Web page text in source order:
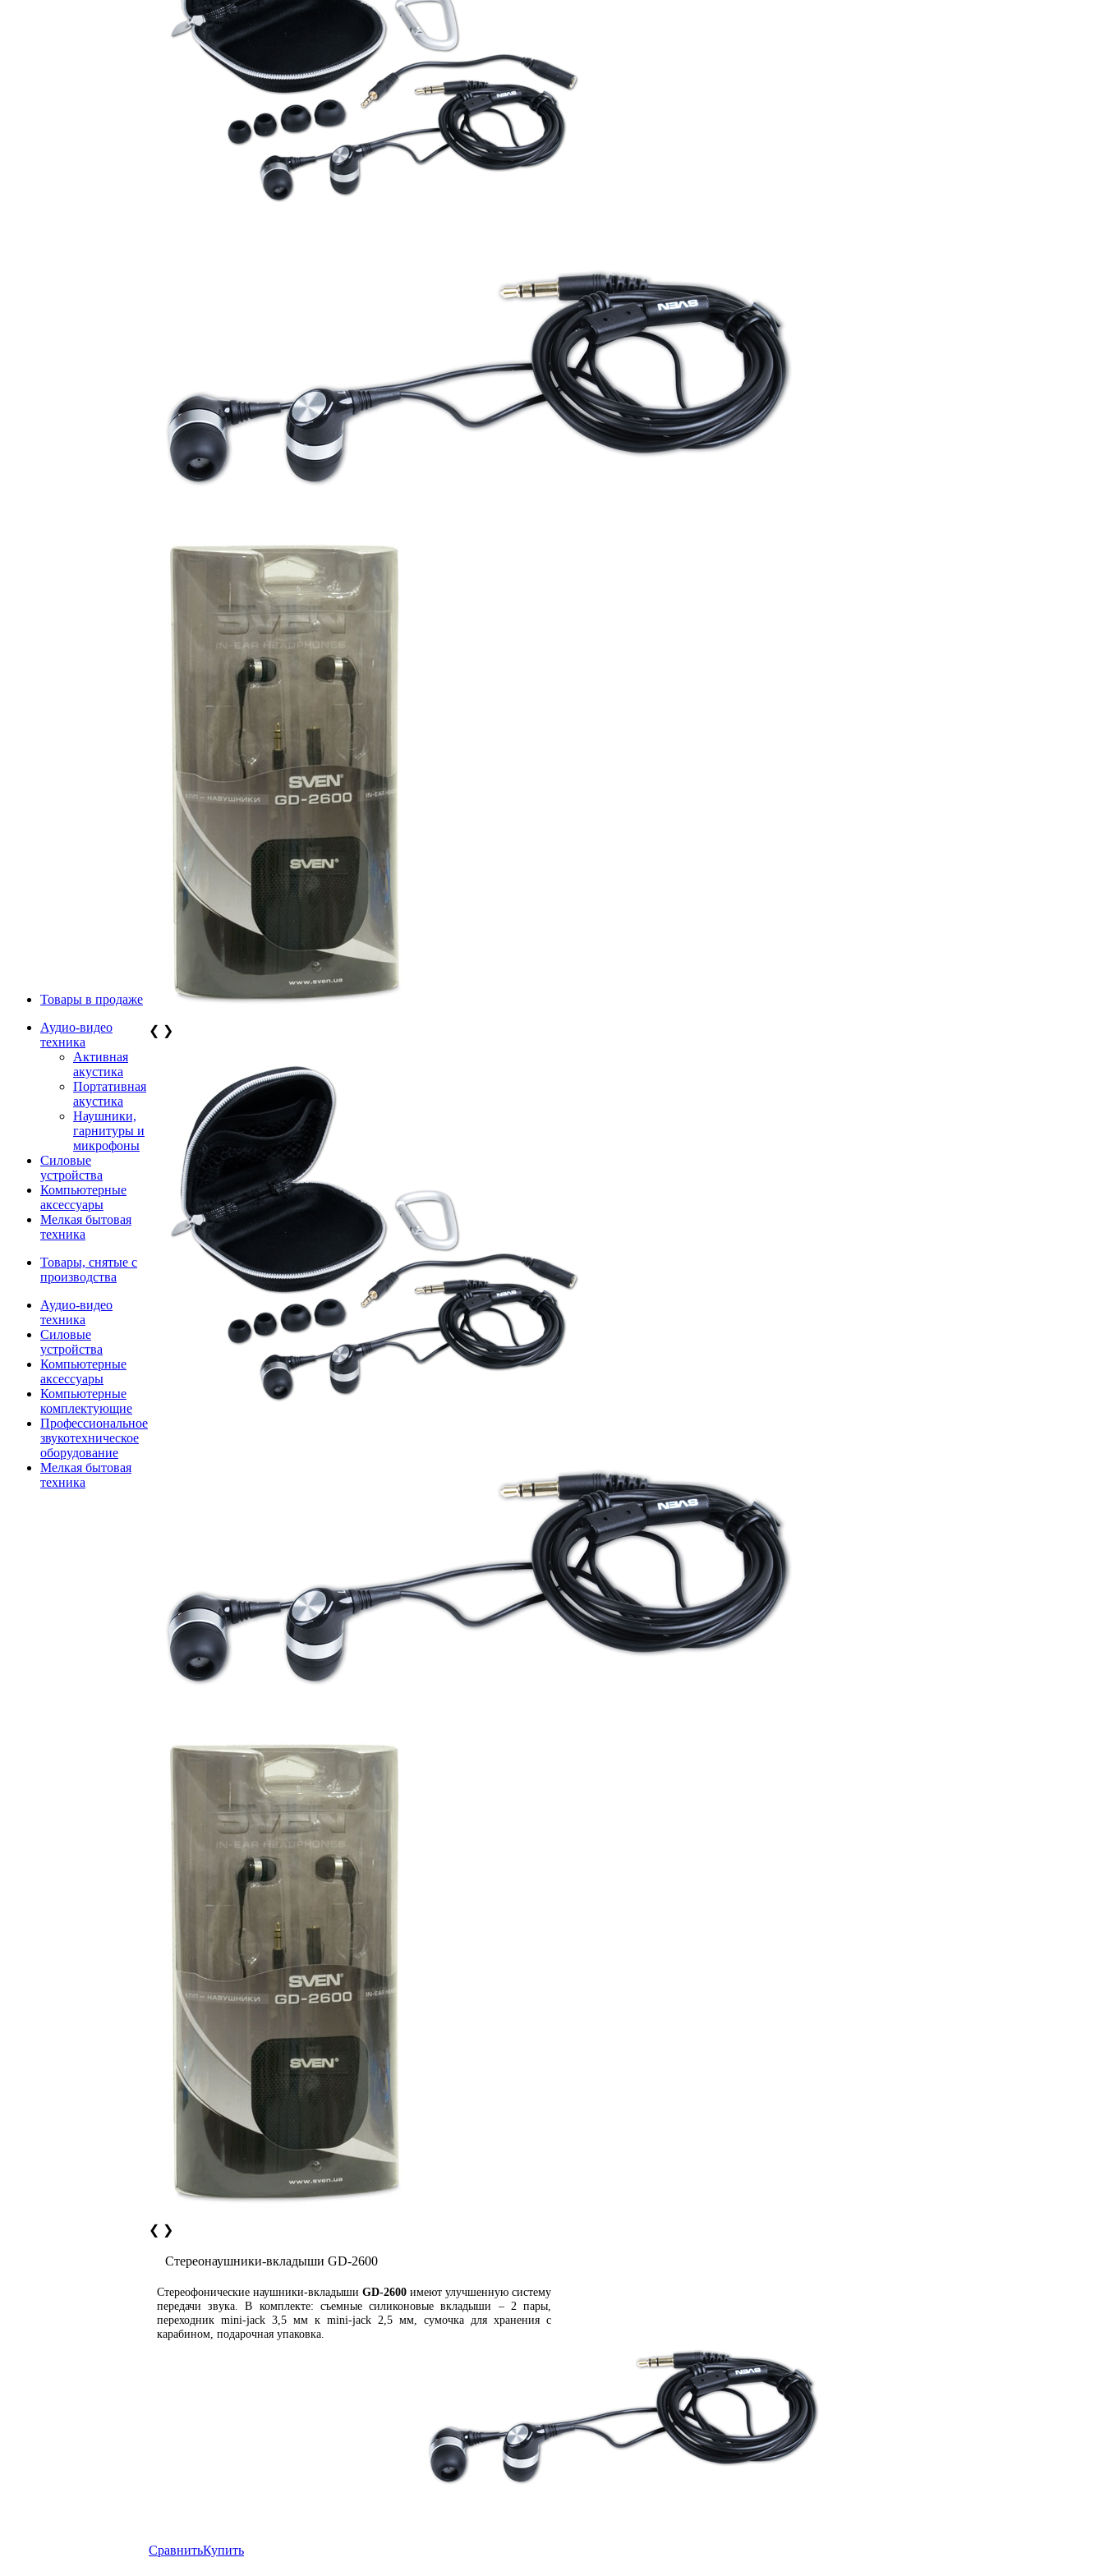
Товары в продаже
Аудио-видео
техника
Активная
акустика
Портативная
акустика
Наушники,
гарнитуры и
микрофоны
Силовые
устройства
Компьютерные
аксессуары
Мелкая бытовая
техника
Товары, снятые с
производства
Аудио-видео
техника
Силовые
устройства
Компьютерные
аксессуары
Компьютерные
комплектующие
Профессиональное
звукотехническое
оборудование
Мелкая бытовая
техника
❮ ❯
❮ ❯
Cтереонаушники-вкладыши GD-2600
Стереофонические наушники-вкладыши GD-2600 имеют улучшенную систему
передачи звука. В комплекте: съемные силиконовые вкладыши – 2 пары,
переходник mini-jack 3,5 мм к mini-jack 2,5 мм, сумочка для хранения с
карабином, подарочная упаковка.
СравнитьКупить